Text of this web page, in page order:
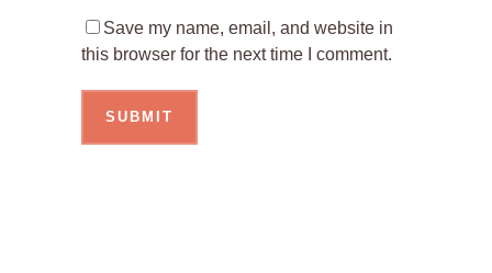
Save my name, email, and website in
this browser for the next time I comment.